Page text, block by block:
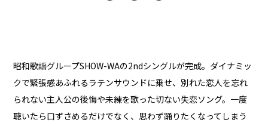
昭和歌謡グループSHOW-WAの2ndシングルが完成。ダイナミッ
クで緊張感あふれるラテンサウンドに乗せ、別れた恋人を忘れ
られない主人公の後悔や未練を歌った切ない失恋ソング。一度
聴いたら口ずさめるだけでなく、思わず踊りたくなってしまう